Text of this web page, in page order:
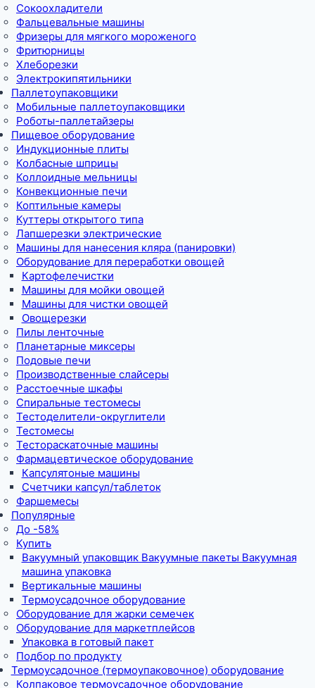
Сокоохладители
Фальцевальные машины
Фризеры для мягкого мороженого
Фритюрницы
Хлеборезки
Электрокипятильники
Паллетоупаковщики
Мобильные паллетоупаковщики
Роботы-паллетайзеры
Пищевое оборудование
Индукционные плиты
Колбасные шприцы
Коллоидные мельницы
Конвекционные печи
Коптильные камеры
Куттеры открытого типа
Лапшерезки электрические
Машины для нанесения кляра (панировки)
Оборудование для переработки овощей
Картофелечистки
Машины для мойки овощей
Машины для чистки овощей
Овощерезки
Пилы ленточные
Планетарные миксеры
Подовые печи
Производственные слайсеры
Расстоечные шкафы
Спиральные тестомесы
Тестоделители-округлители
Тестомесы
Тестораскаточные машины
Фармацевтическое оборудование
Капсулятоные машины
Счетчики капсул/таблеток
Фаршемесы
Популярные
До -58%
Купить
Вакуумный упаковщик Вакуумные пакеты Вакуумная
машина упаковка
Вертикальные машины
Термоусадочное оборудование
Оборудование для жарки семечек
Оборудование для маркетплейсов
Упаковка в готовый пакет
Подбор по продукту
Термоусадочное (термоупаковочное) оборудование
Колпаковое термоусадочное оборудование